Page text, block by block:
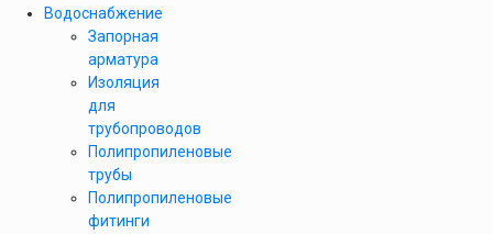
Водоснабжение
Запорная
арматура
Изоляция
для
трубопроводов
Полипропиленовые
трубы
Полипропиленовые
фитинги